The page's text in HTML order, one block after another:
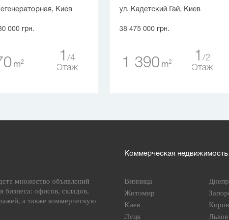
Киев
000 грн.
m2 1
4
Этаж
ул. Кадетский Гай, Киев
38 475 000 грн.
1 390 m2 1
2
Этаж
множество объявлений
бизнеса: офисов, складов,
а также коммерческую
Коммерческая недвижимость
Винница Днепр
Житомир
Киев
Луцк
Львов